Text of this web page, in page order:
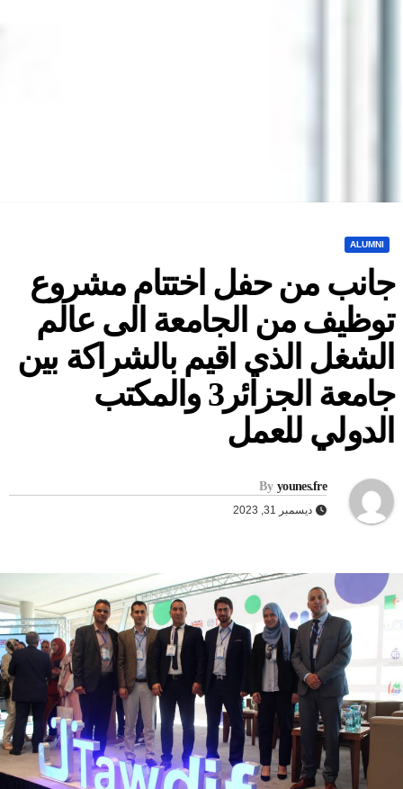
ALUMNI
من حفل اختتام مشروع
من الجامعة الى عالم
الذي اقيم بالشراكة بين
جامعة الجزائر3 والمكتب
للعمل
By younes.fre
ديسمبر 31, 2023